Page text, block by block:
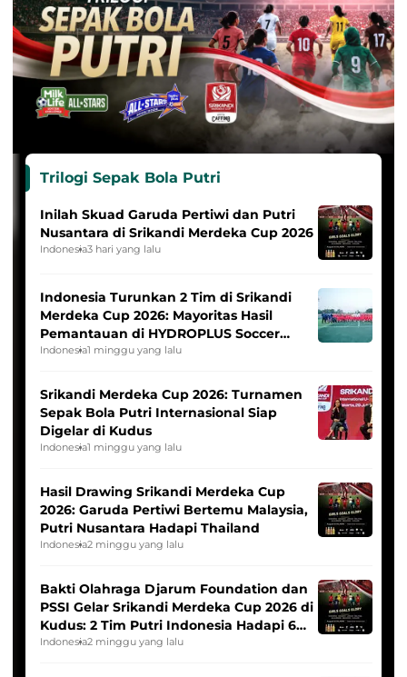
Trilogi Sepak Bola Putri
Inilah Skuad Garuda Pertiwi dan Putri
Nusantara di Srikandi Merdeka Cup 2026
Indonesia3 hari yang lalu
Indonesia Turunkan 2 Tim di Srikandi
Merdeka Cup 2026: Mayoritas Hasil
Pemantauan di HYDROPLUS Soccer
League
Indonesia1 minggu yang lalu
Srikandi Merdeka Cup 2026: Turnamen
Sepak Bola Putri Internasional Siap
Digelar di Kudus
Indonesia1 minggu yang lalu
Hasil Drawing Srikandi Merdeka Cup
2026: Garuda Pertiwi Bertemu Malaysia,
Putri Nusantara Hadapi Thailand
Indonesia2 minggu yang lalu
Bakti Olahraga Djarum Foundation dan
PSSI Gelar Srikandi Merdeka Cup 2026 di
Kudus: 2 Tim Putri Indonesia Hadapi 6
Tim Asia
Indonesia2 minggu yang lalu